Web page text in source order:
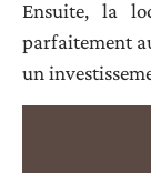
Ensuite, la
parfaitement
un